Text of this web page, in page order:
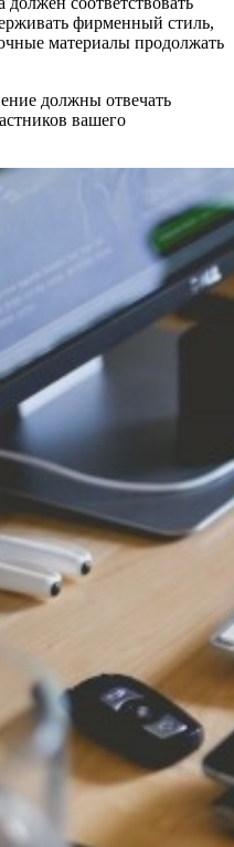
фирменный стиль,
материалы продолжать
должны отвечать
вашего